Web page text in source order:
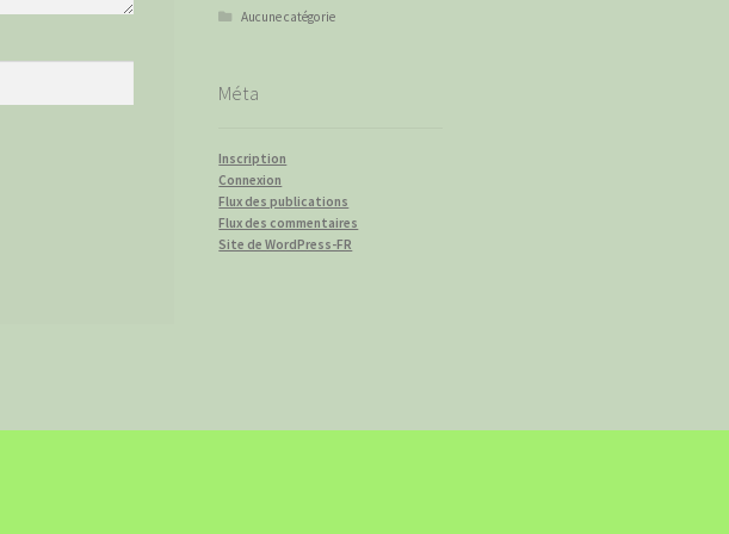
Aucune catégorie
Méta
Inscription
Connexion
Flux des publications
Flux des commentaires
Site de WordPress-FR